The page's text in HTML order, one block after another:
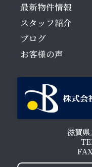
最新物件情報
スタッフ紹介
ブログ
お客様の声
滋賀県